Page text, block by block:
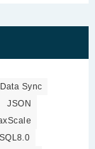
Sync
JSON